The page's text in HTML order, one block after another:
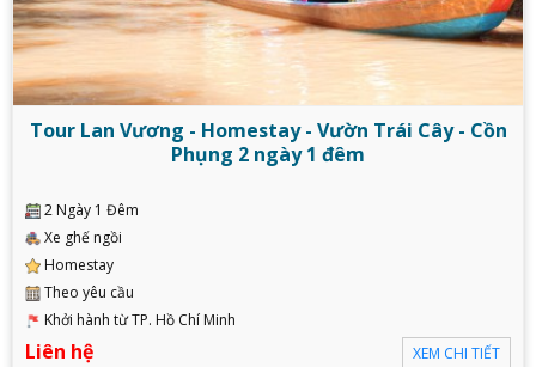
Tour Lan Vương - Homestay - Vườn Trái Cây - Cồn
Phụng 2 ngày 1 đêm
2 Ngày 1 Đêm
Xe ghế ngồi
Homestay
Theo yêu cầu
Khởi hành từ TP. Hồ Chí Minh
Liên hệ XEM CHI TIẾT